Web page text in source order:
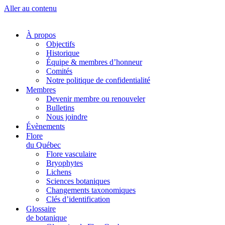
Aller au contenu
À propos
Objectifs
Historique
Équipe & membres d’honneur
Comités
Notre politique de confidentialité
Membres
Devenir membre ou renouveler
Bulletins
Nous joindre
Évènements
Flore
du Québec
Flore vasculaire
Bryophytes
Lichens
Sciences botaniques
Changements taxonomiques
Clés d’identification
Glossaire
de botanique